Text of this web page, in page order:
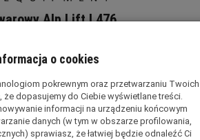
Alp Lift L476
podnośników i posiada zdolność
podnoszenia wynoszącą
podnośników towarowych.
trwałość urządzenia, udźwig
podnośnik jest najlepszy wśród
o cookies
pokrewnym oraz przetwarzaniu Twoich
że dopasujemy do Ciebie wyświetlane treści.
informacji na urządzeniu końcowym
danych (w tym w obszarze profilowania,
sprawiasz, że łatwiej będzie odnaleźć Ci